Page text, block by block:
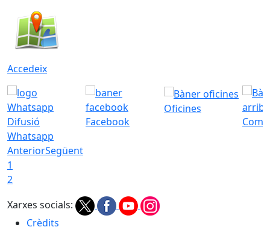
Accedeix
Difusió
Whatsapp
Facebook
Oficines
Com
AnteriorSegüent
1
2
Xarxes socials:
Crèdits